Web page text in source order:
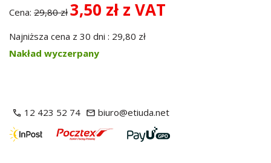
Cena: 29,80 zł 3,50 zł z VAT
Najniższa cena z 30 dni : 29,80 zł
Nakład wyczerpany
12 423 52 74 biuro@etiuda.net